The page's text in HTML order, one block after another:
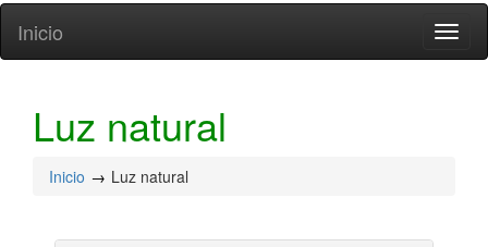
Inicio
Luz natural
Inicio Luz natural